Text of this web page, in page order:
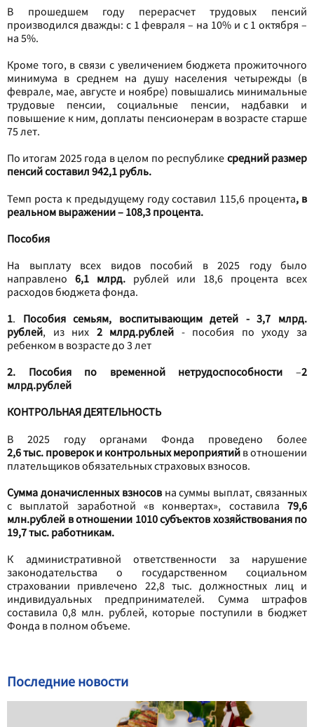
В прошедшем году перерасчет трудовых пенсий
производился дважды: с 1 февраля – на 10% и с 1 октября –
на 5%.
Кроме того, в связи с увеличением бюджета прожиточного
минимума в среднем на душу населения четырежды (в
феврале, мае, августе и ноябре) повышались минимальные
трудовые пенсии, социальные пенсии, надбавки и
повышение к ним, доплаты пенсионерам в возрасте старше
75 лет.
По итогам 2025 года в целом по республике средний размер
пенсий составил 942,1 рубль.
Темп роста к предыдущему году составил 115,6 процента, в
реальном выражении – 108,3 процента.
Пособия
На выплату всех видов пособий в 2025 году было
направлено 6,1 млрд. рублей или 18,6 процента всех
расходов бюджета фонда.
1. Пособия семьям, воспитывающим детей - 3,7 млрд.
рублей, из них 2 млрд.рублей - пособия по уходу за
ребенком в возрасте до 3 лет
2. Пособия по временной нетрудоспособности –2
млрд.рублей
КОНТРОЛЬНАЯ ДЕЯТЕЛЬНОСТЬ
В 2025 году органами Фонда проведено более
2,6 тыс. проверок и контрольных мероприятий в отношении
плательщиков обязательных страховых взносов.
Сумма доначисленных взносовна суммы выплат, связанных
с выплатой заработной «в конвертах», составила 79,6
млн.рублей в отношении 1010 субъектов хозяйствования по
19,7 тыс. работникам.
К административной ответственности за нарушение
законодательства о государственном социальном
страховании привлечено 22,8 тыс. должностных лиц и
индивидуальных предпринимателей. Сумма штрафов
составила 0,8 млн. рублей, которые поступили в бюджет
Фонда в полном объеме.
Последние новости